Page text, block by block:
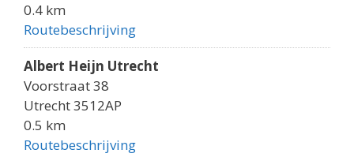
0.4 km
Routebeschrijving
Albert Heijn Utrecht
Voorstraat 38
Utrecht 3512AP
0.5 km
Routebeschrijving